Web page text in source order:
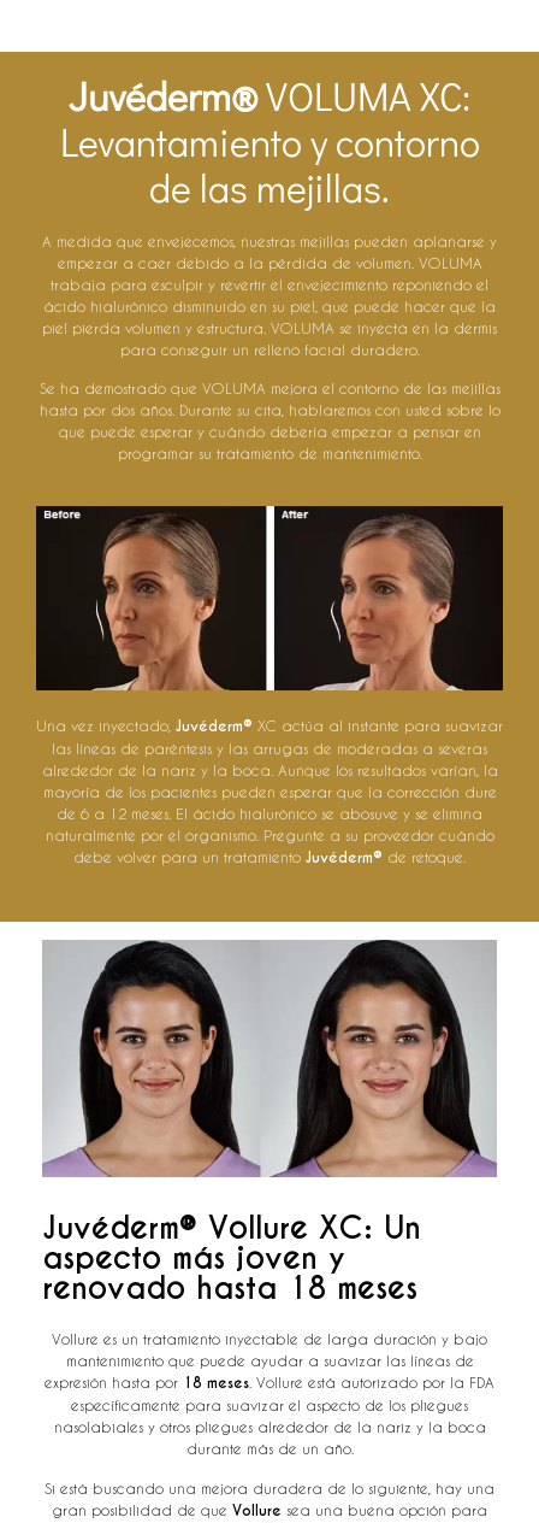
Juvéderm®VOLUMA XC:
Levantamiento y contorno
de las mejillas.
A medida que envejecemos, nuestras mejillas pueden aplanarse y
empezar a caer debido a la pérdida de volumen. VOLUMA
trabaja para esculpir y revertir el envejecimiento reponiendo el
ácido hialurónico disminuido en su piel, que puede hacer que la
piel pierda volumen y estructura. VOLUMA se inyecta en la dermis
para conseguir un relleno facial duradero.
Se ha demostrado que VOLUMA mejora el contorno de las mejillas
hasta por dos años. Durante su cita, hablaremos con usted sobre lo
que puede esperar y cuándo debería empezar a pensar en
programar su tratamiento de mantenimiento.
Una vez inyectado, Juvéderm® XC actúa al instante para suavizar
las líneas de paréntesis y las arrugas de moderadas a severas
alrededor de la nariz y la boca. Aunque los resultados varían, la
mayoría de los pacientes pueden esperar que la corrección dure
de 6 a 12 meses. El ácido hialurónico se abosuve y se elimina
naturalmente por el organismo. Pregunte a su proveedor cuándo
debe volver para un tratamiento Juvéderm® de retoque.
Juvéderm® Vollure XC: Un
aspecto más joven y
renovado hasta 18 meses
Vollure es un tratamiento inyectable de larga duración y bajo
mantenimiento que puede ayudar a suavizar las líneas de
expresión hasta por 18 meses . Vollure está autorizado por la FDA
específicamente para suavizar el aspecto de los pliegues
nasolabiales y otros pliegues alrededor de la nariz y la boca
durante más de un año.
Si está buscando una mejora duradera de lo siguiente, hay una
gran posibilidad de que Vollure sea una buena opción para